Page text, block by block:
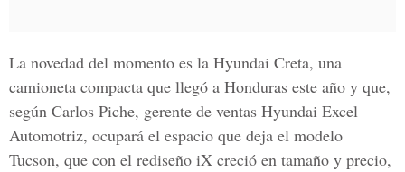
La novedad del momento es la Hyundai Creta, una
camioneta compacta que llegó a Honduras este año y que,
según Carlos Piche, gerente de ventas Hyundai Excel
Automotriz, ocupará el espacio que deja el modelo
Tucson, que con el rediseño iX creció en tamaño y precio,